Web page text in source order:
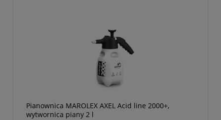
Pianownica MAROLEX AXEL Acid line 2000+,
wytwornica piany 2 l